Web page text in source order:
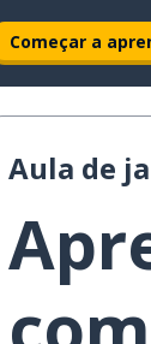
Começar a
Aula de